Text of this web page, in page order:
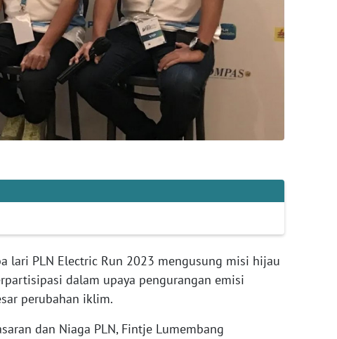
lari PLN Electric Run 2023 mengusung misi hijau
dalam upaya pengurangan emisi
perubahan iklim.
dan Niaga PLN, Fintje Lumembang